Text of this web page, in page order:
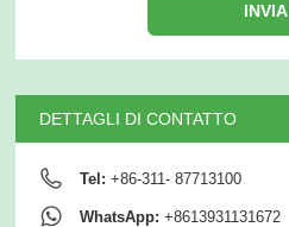
INVIA
DETTAGLI DI CONTATTO
Tel: +86-311- 87713100
WhatsApp: +8613931131672